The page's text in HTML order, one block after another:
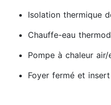
Isolation thermique
Chauffe-eau
Pompe à chaleur
Foyer fermé et